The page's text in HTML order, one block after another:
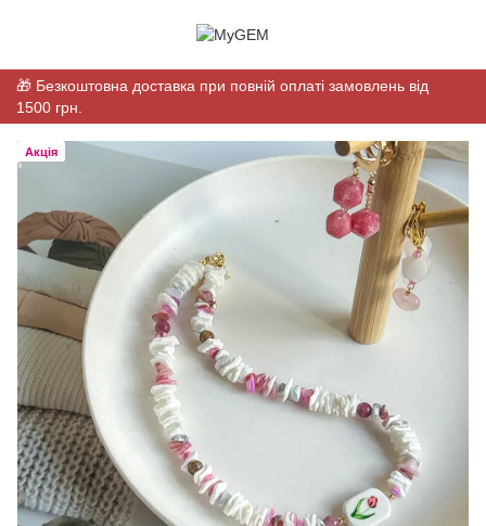
🎁 Безкоштовна доставка при повній оплаті замовлень від
1500 грн.
Акція